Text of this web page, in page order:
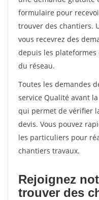
formulaire pour
trouver des chantiers.
vous recevrez des
depuis les
du réseau.
Toutes les demandes
service Qualité avant
qui permet de vérifier
devis. Vous pouvez
les particuliers pour
chantiers travaux.
Rejoignez
trouver des